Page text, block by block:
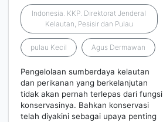
Indonesia. KKP. Direktorat Jenderal
Kelautan, Pesisir dan Pulau
pulau Kecil Agus Dermawan
Pengelolaan sumberdaya kelautan
dan perikanan yang berkelanjutan
tidak akan pernah terlepas dari fungsi
konservasinya. Bahkan konservasi
telah diyakini sebagai upaya penting